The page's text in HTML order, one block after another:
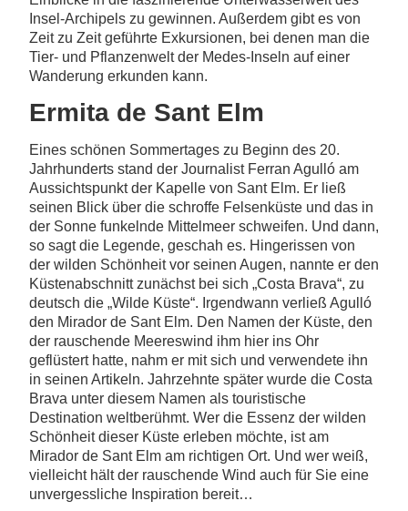
Insel-Archipels zu gewinnen. Außerdem gibt es von
Zeit zu Zeit geführte Exkursionen, bei denen man die
Tier- und Pflanzenwelt der Medes-Inseln auf einer
Wanderung erkunden kann.
Ermita de Sant Elm
Eines schönen Sommertages zu Beginn des 20.
Jahrhunderts stand der Journalist Ferran Agulló am
Aussichtspunkt der Kapelle von Sant Elm. Er ließ
seinen Blick über die schroffe Felsenküste und das in
der Sonne funkelnde Mittelmeer schweifen. Und dann,
so sagt die Legende, geschah es. Hingerissen von
der wilden Schönheit vor seinen Augen, nannte er den
Küstenabschnitt zunächst bei sich „Costa Brava“, zu
deutsch die „Wilde Küste“. Irgendwann verließ Agulló
den Mirador de Sant Elm. Den Namen der Küste, den
der rauschende Meereswind ihm hier ins Ohr
geflüstert hatte, nahm er mit sich und verwendete ihn
in seinen Artikeln. Jahrzehnte später wurde die Costa
Brava unter diesem Namen als touristische
Destination weltberühmt. Wer die Essenz der wilden
Schönheit dieser Küste erleben möchte, ist am
Mirador de Sant Elm am richtigen Ort. Und wer weiß,
vielleicht hält der rauschende Wind auch für Sie eine
unvergessliche Inspiration bereit…